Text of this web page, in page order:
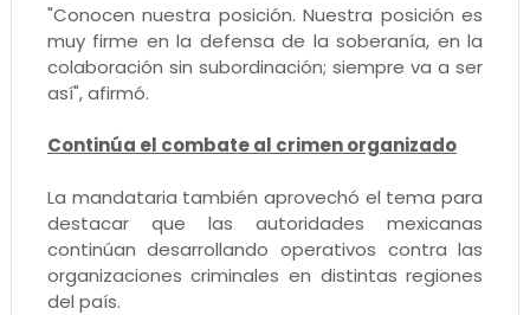
"Conocen nuestra posición. Nuestra posición es
muy firme en la defensa de la soberanía, en la
colaboración sin subordinación; siempre va a ser
así", afirmó.
Continúa el combate al crimen organizado
La mandataria también aprovechó el tema para
destacar que las autoridades mexicanas
continúan desarrollando operativos contra las
organizaciones criminales en distintas regiones
del país.